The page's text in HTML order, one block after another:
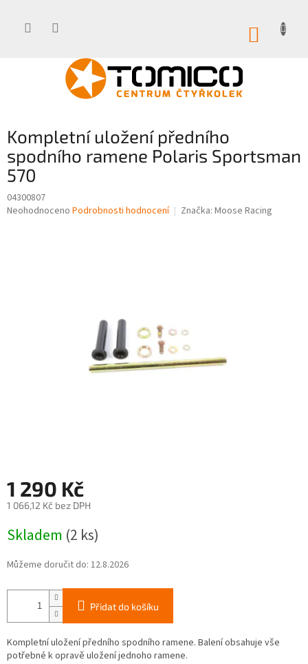
Kompletní uložení předního
spodního ramene Polaris Sportsman
570
04300807
Průměrné
Neohodnoceno Podrobnosti hodnocení Značka: Moose Racing
1 290 Kč
1 066,12 Kč bez DPH
cena:
Skladem (2 ks)
Můžeme doručit do: 12.8.2026
Přidat do košíku
Kompletní uložení předního spodního ramene. Balení obsahuje vše
potřebné k opravě uložení jednoho ramene.